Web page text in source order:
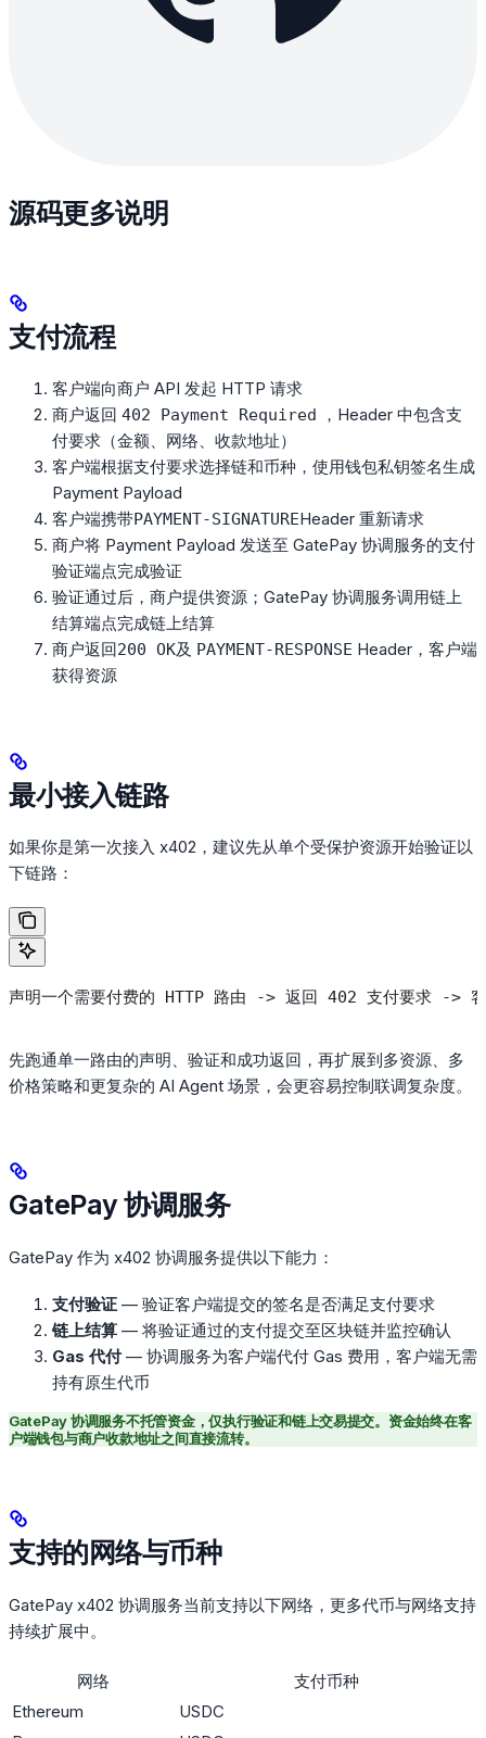
源码更多说明
支付流程
客户端向商户 API 发起 HTTP 请求
商户返回 402 Payment Required ，Header 中包含支
付要求（金额、网络、收款地址）
客户端根据支付要求选择链和币种，使用钱包私钥签名生成
Payment Payload
客户端携带PAYMENT-SIGNATUREHeader 重新请求
商户将 Payment Payload 发送至 GatePay 协调服务的支付
验证端点完成验证
验证通过后，商户提供资源；GatePay 协调服务调用链上
结算端点完成链上结算
商户返回200 OK及 PAYMENT-RESPONSE Header，客户端
获得资源
最小接入链路
如果你是第一次接入 x402，建议先从单个受保护资源开始验证以
下链路：
声明一个需要付费的 HTTP 路由 -> 返回 402 支付要求 ->
先跑通单一路由的声明、验证和成功返回，再扩展到多资源、多
价格策略和更复杂的 AI Agent 场景，会更容易控制联调复杂度。
GatePay 协调服务
GatePay 作为 x402 协调服务提供以下能力：
支付验证 — 验证客户端提交的签名是否满足支付要求
链上结算 — 将验证通过的支付提交至区块链并监控确认
Gas 代付— 协调服务为客户端代付 Gas 费用，客户端无需
持有原生代币
GatePay 协调服务不托管资金，仅执行验证和链上交易提交。资金始终在客
户端钱包与商户收款地址之间直接流转。
支持的网络与币种
GatePay x402 协调服务当前支持以下网络，更多代币与网络支持
持续扩展中。
网络
支付币种
Ethereum
USDC